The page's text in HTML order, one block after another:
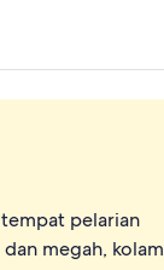
pelarian
megah, kolam